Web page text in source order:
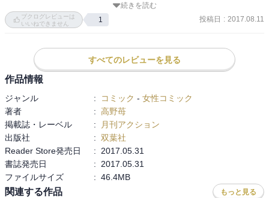
夢で別の未来をみられたふたりは、少しは救われたかな。
翔を失った後の須和や菜穂たちがどれだけ傷ついたか。
好きな人を失った菜穂をずっと好きで居続けた須和ほんとすごい。
須和の気持ちも菜穂の気持ちも痛いほどわかって、泣けた。
続きを読む
ブクログレビューは
いいねできません
1 投稿日 : 2017.08.11
すべてのレビューを見る
作品情報
ジャンル : コミック - 女性コミック
著者
: 高野苺
掲載誌・レーベル
:
月刊アクション
出版社
: 双葉社
Reader Store発売日
:
2017.05.31
書誌発売日
:
2017.05.31
ファイルサイズ
: 46.4MB
関連する作品 もっと見る